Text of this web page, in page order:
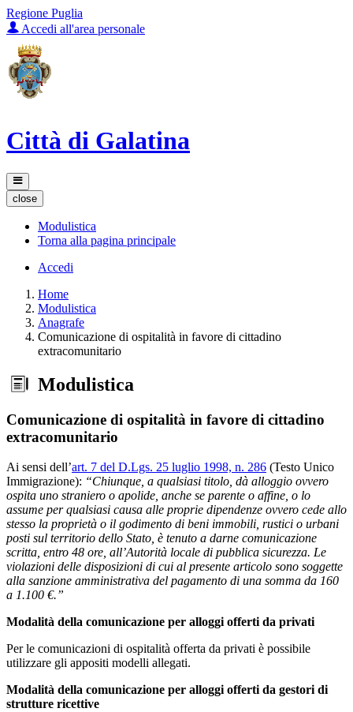
Regione Puglia
Accedi all'area personale
Città di Galatina
close
Modulistica
Torna alla pagina principale
Accedi
Home
Modulistica
Anagrafe
Comunicazione di ospitalità in favore di cittadino
extracomunitario
Modulistica
Comunicazione di ospitalità in favore di cittadino
extracomunitario
Ai sensi dell’art. 7 del D.Lgs. 25 luglio 1998, n. 286 (Testo Unico
Immigrazione): “Chiunque, a qualsiasi titolo, dà alloggio ovvero
ospita uno straniero o apolide, anche se parente o affine, o lo
assume per qualsiasi causa alle proprie dipendenze ovvero cede allo
stesso la proprietà o il godimento di beni immobili, rustici o urbani
posti sul territorio dello Stato, è tenuto a darne comunicazione
scritta, entro 48 ore, all’Autorità locale di pubblica sicurezza. Le
violazioni delle disposizioni di cui al presente articolo sono soggette
alla sanzione amministrativa del pagamento di una somma da 160
a 1.100 €.”
Modalità della comunicazione per alloggi offerti da privati
Per le comunicazioni di ospitalità offerta da privati è possibile
utilizzare gli appositi modelli allegati.
Modalità della comunicazione per alloggi offerti da gestori di
strutture ricettive